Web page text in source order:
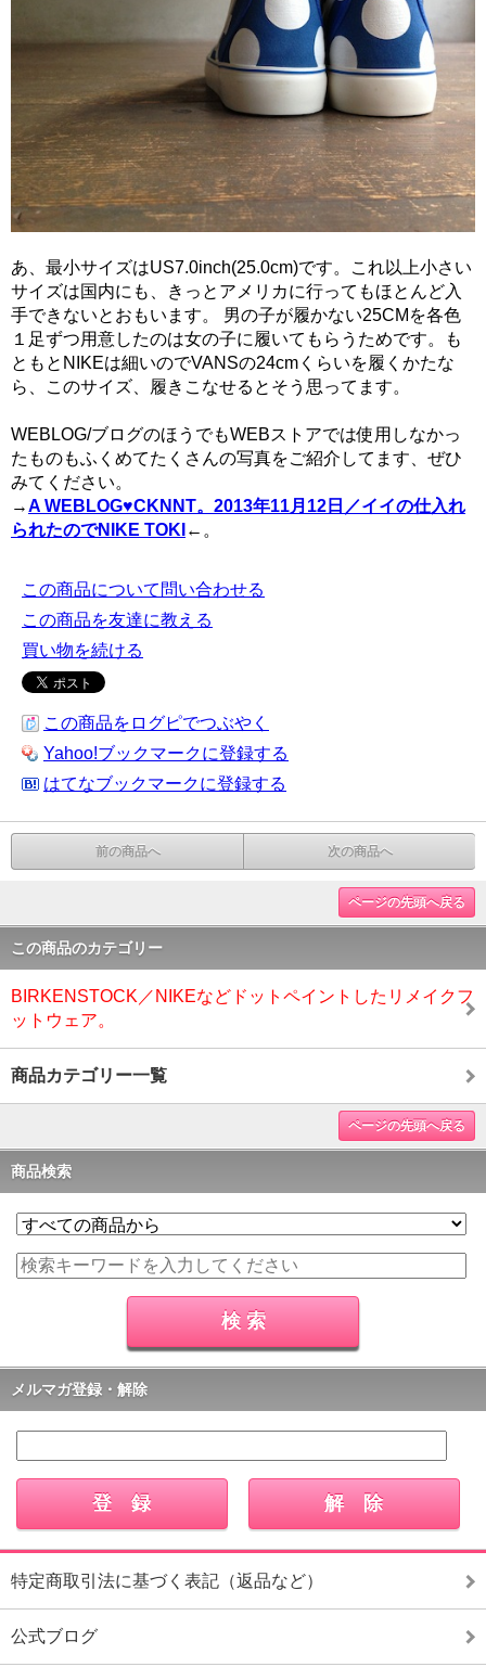
あ、最小サイズはUS7.0inch(25.0cm)です。これ以上小さい
サイズは国内にも、きっとアメリカに行ってもほとんど入
手できないとおもいます。 男の子が履かない25CMを各色
１足ずつ用意したのは女の子に履いてもらうためです。も
ともとNIKEは細いのでVANSの24cmくらいを履くかたな
ら、このサイズ、履きこなせるとそう思ってます。
WEBLOG/ブログのほうでもWEBストアでは使用しなかっ
たものもふくめてたくさんの写真をご紹介してます、ぜひ
みてください。
→A WEBLOG♥CKNNT。2013年11月12日／イイの仕入れ
られたのでNIKE TOKI ←。
この商品について問い合わせる
この商品を友達に教える
買い物を続ける
この商品をログピでつぶやく
Yahoo!ブックマークに登録する
はてなブックマークに登録する
前の商品へ 次の商品へ
ページの先頭へ戻る
この商品のカテゴリー
BIRKENSTOCK／NIKEなどドットペイントしたリメイクフ
ットウェア。
商品カテゴリー一覧
ページの先頭へ戻る
商品検索
メルマガ登録・解除
特定商取引法に基づく表記（返品など）
公式ブログ